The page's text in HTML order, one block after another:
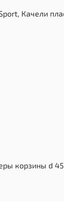
Качели
корзины d